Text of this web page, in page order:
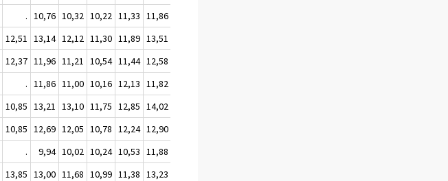
. 10,76 10,32 10,22 11,33 11,86
12,51 13,14 12,12 11,30 11,89 13,51
12,37 11,96 11,21 10,54 11,44 12,58
. 11,86 11,00 10,16 12,13 11,82
10,85 13,21 13,10 11,75 12,85 14,02
10,85 12,69 12,05 10,78 12,24 12,90
. 9,94 10,02 10,24 10,53 11,88
13,85 13,00 11,68 10,99 11,38 13,23